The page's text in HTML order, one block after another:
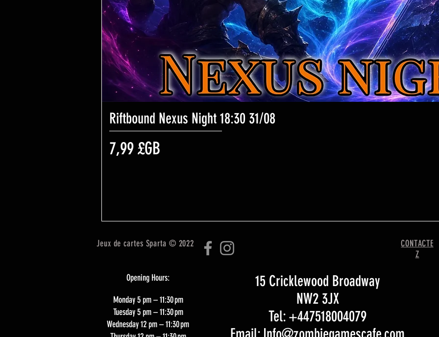
Riftbound Nexus Night 18:30 31/08
Prix
7,99 £GB
Jeux de cartes Sparta © 2022
CONTACTE
Z
Opening Hours:
Monday 5 pm – 11:30 pm
Tuesday 5 pm – 11:30 pm
Wednesday 12 pm – 11:30 pm
15 Cricklewood Broadway
NW2 3JX
Tel: +447518004079